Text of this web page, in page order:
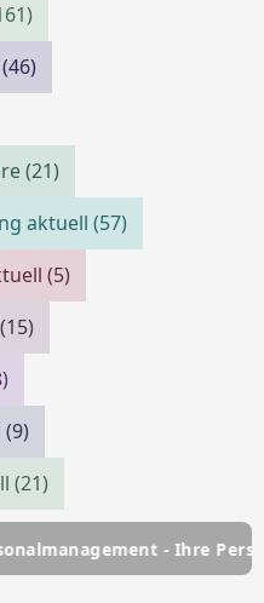
(46)
(21)
aktuell(57)
(5)
(15)
(9)
(21)
- Ihre